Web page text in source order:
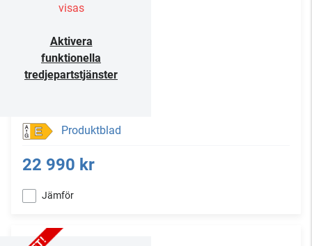
visas
Aktivera
funktionella
tredjepartstjänster
E Produktblad
22 990 kr
Jämför